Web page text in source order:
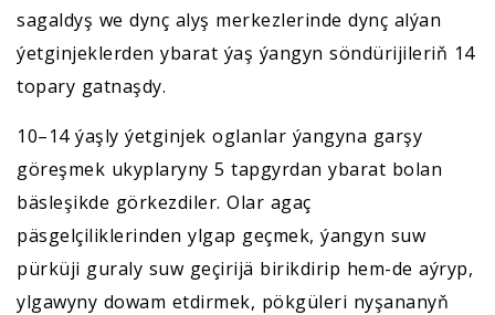
sagaldyş we dynç alyş merkezlerinde dynç alýan
ýetginjeklerden ybarat ýaş ýangyn söndürijileriň 14
topary gatnaşdy.
10–14 ýaşly ýetginjek oglanlar ýangyna garşy
göreşmek ukyplaryny 5 tapgyrdan ybarat bolan
bäsleşikde görkezdiler. Olar agaç
päsgelçiliklerinden ylgap geçmek, ýangyn suw
pürküji guraly suw geçirijä birikdirip hem-de aýryp,
ylgawyny dowam etdirmek, pökgüleri nyşananyň